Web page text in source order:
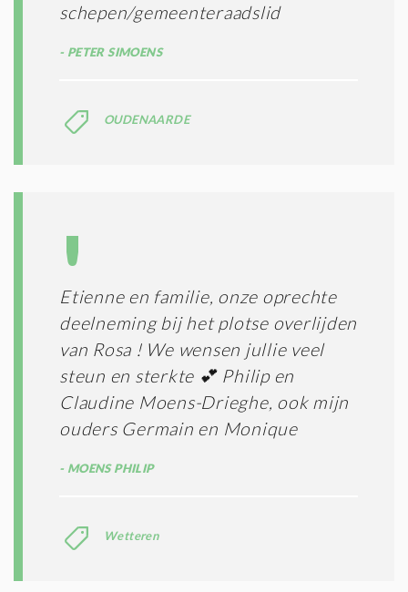
schepen/gemeenteraadslid
PETER SIMOENS
OUDENAARDE
Etienne en familie, onze oprechte
deelneming bij het plotse overlijden
van Rosa ! We wensen jullie veel
steun en sterkte 💕 Philip en
Claudine Moens-Drieghe, ook mijn
ouders Germain en Monique
MOENS PHILIP
Wetteren